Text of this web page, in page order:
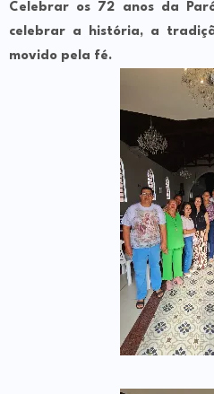
Celebrar os 72 anos da
celebrar a história, a
movido pela fé.